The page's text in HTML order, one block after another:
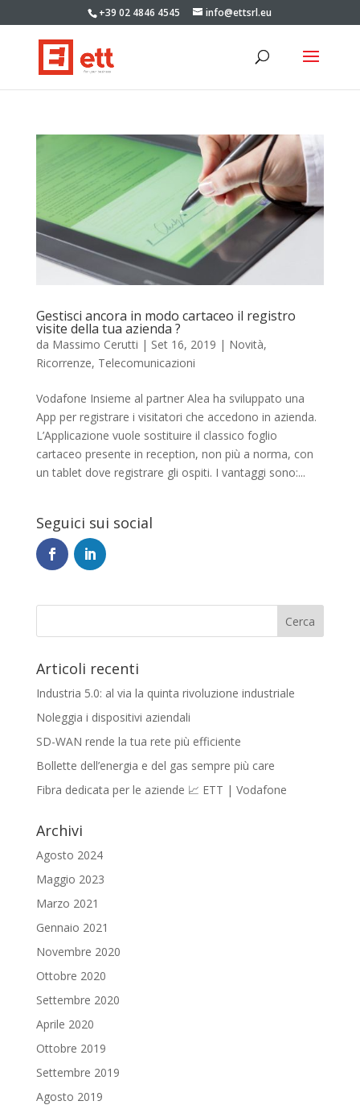
+39 02 4846 4545 info@ettsrl.eu
Gestisci ancora in modo cartaceo il registro
visite della tua azienda ?
da Massimo Cerutti | Set 16, 2019 | Novità,
Ricorrenze, Telecomunicazioni
Vodafone Insieme al partner Alea ha sviluppato una
App per registrare i visitatori che accedono in azienda.
L’Applicazione vuole sostituire il classico foglio
cartaceo presente in reception, non più a norma, con
un tablet dove registrare gli ospiti. I vantaggi sono:...
Seguici sui social
Articoli recenti
Industria 5.0: al via la quinta rivoluzione industriale
Noleggia i dispositivi aziendali
SD-WAN rende la tua rete più efficiente
Bollette dell’energia e del gas sempre più care
Fibra dedicata per le aziende 📈 ETT | Vodafone
Archivi
Agosto 2024
Maggio 2023
Marzo 2021
Gennaio 2021
Novembre 2020
Ottobre 2020
Settembre 2020
Aprile 2020
Ottobre 2019
Settembre 2019
Agosto 2019